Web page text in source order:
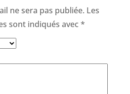
ne sera pas publiée. Les
sont indiqués avec *